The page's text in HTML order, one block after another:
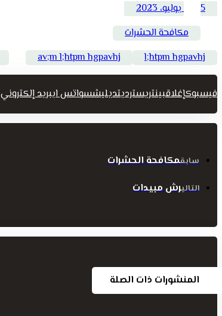
5 يوليو، 2023
مكافحة الحشرات
av;m l;htpm hgpavhj
l;htpm hgpavhj
فيسبوكإغلاقبينتريسترديتديليشسواتس اببريد إلكتروني
سابقمكافحة الحشرات
التاليرش مبيدات
المنشورات ذات الصلة